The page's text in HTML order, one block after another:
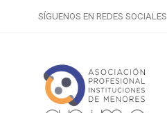
SÍGUENOS EN REDES SOCIALES